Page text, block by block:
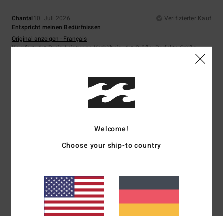
Chantal 10. Juli 2026
Verifizierter Kauf
Entspricht meinen Bedürfnissen
Original anzeigen - Français
Komfort: 4/5 Preis-Leistungs-Verhältnis: 4/5 Größe: Perfekte Größe
5/5
/5 Preis-Leistungs-Verhältnis: 5/5 Größe: Perfekte Größe
/5 Farbe: 5/5
Ich empfehle dieses Produkt
Welcome!
Choose your ship-to country